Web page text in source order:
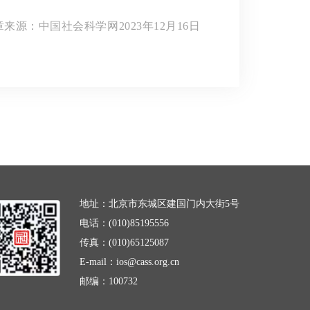
来源：中国社会科学网2023年12月16日
地址：北京市东城区建国门内大街5号
电话：(010)85195556
传真：(010)65125087
E-mail：ios@cass.org.cn
邮编：100732